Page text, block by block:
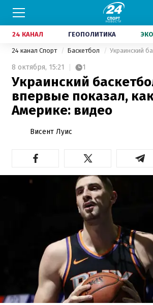
24 КАНАЛ ГЕОПОЛИТИКА
24 канал Спорт Баскетбол
8 октября, 15:21 1
Украинский
впервые показал,
Америке: видео
Висент Луис